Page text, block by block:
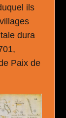
ils
dura
Paix de